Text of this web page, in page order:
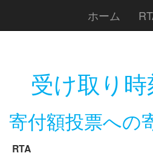
ホーム
受け取り時
寄付額投票への
RTA